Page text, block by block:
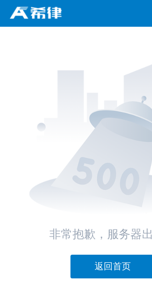
非常抱歉，服务器
返回首页